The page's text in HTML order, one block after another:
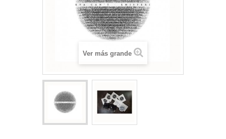
Ver más grande